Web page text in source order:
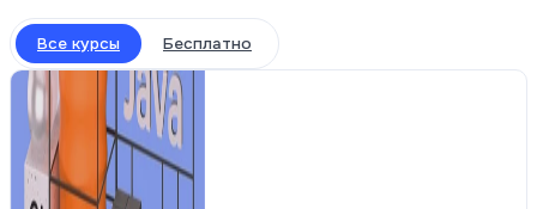
Все курсы Бесплатно